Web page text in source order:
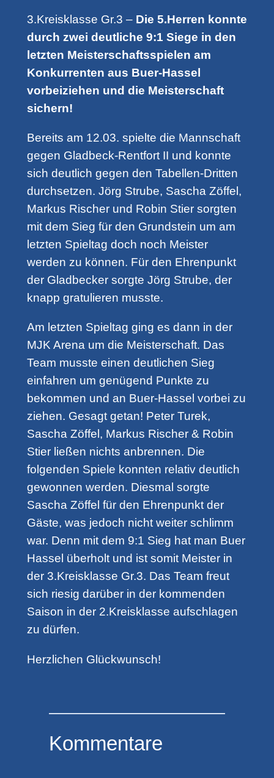
3.Kreisklasse Gr.3 –Die 5.Herren konnte
durch zwei deutliche 9:1 Siege in den
letzten Meisterschaftsspielen am
Konkurrenten aus Buer-Hassel
vorbeiziehen und die Meisterschaft
sichern!
Bereits am 12.03. spielte die Mannschaft
gegen Gladbeck-Rentfort II und konnte
sich deutlich gegen den Tabellen-Dritten
durchsetzen. Jörg Strube, Sascha Zöffel,
Markus Rischer und Robin Stier sorgten
mit dem Sieg für den Grundstein um am
letzten Spieltag doch noch Meister
werden zu können. Für den Ehrenpunkt
der Gladbecker sorgte Jörg Strube, der
knapp gratulieren musste.
Am letzten Spieltag ging es dann in der
MJK Arena um die Meisterschaft. Das
Team musste einen deutlichen Sieg
einfahren um genügend Punkte zu
bekommen und an Buer-Hassel vorbei zu
ziehen. Gesagt getan! Peter Turek,
Sascha Zöffel, Markus Rischer & Robin
Stier ließen nichts anbrennen. Die
folgenden Spiele konnten relativ deutlich
gewonnen werden. Diesmal sorgte
Sascha Zöffel für den Ehrenpunkt der
Gäste, was jedoch nicht weiter schlimm
war. Denn mit dem 9:1 Sieg hat man Buer
Hassel überholt und ist somit Meister in
der 3.Kreisklasse Gr.3. Das Team freut
sich riesig darüber in der kommenden
Saison in der 2.Kreisklasse aufschlagen
zu dürfen.
Herzlichen Glückwunsch!
Kommentare